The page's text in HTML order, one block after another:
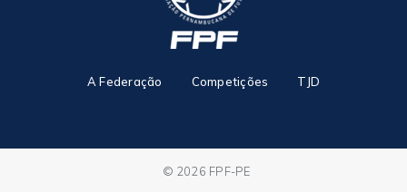
A Federação Competições TJD
© 2026 FPF-PE